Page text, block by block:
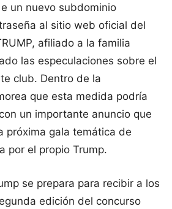
un nuevo subdominio
al sitio web oficial del
afiliado a la familia
las especulaciones sobre el
club. Dentro de la
que esta medida podría
un importante anuncio que
próxima gala temática de
por el propio Trump.
se prepara para recibir a los
edición del concurso